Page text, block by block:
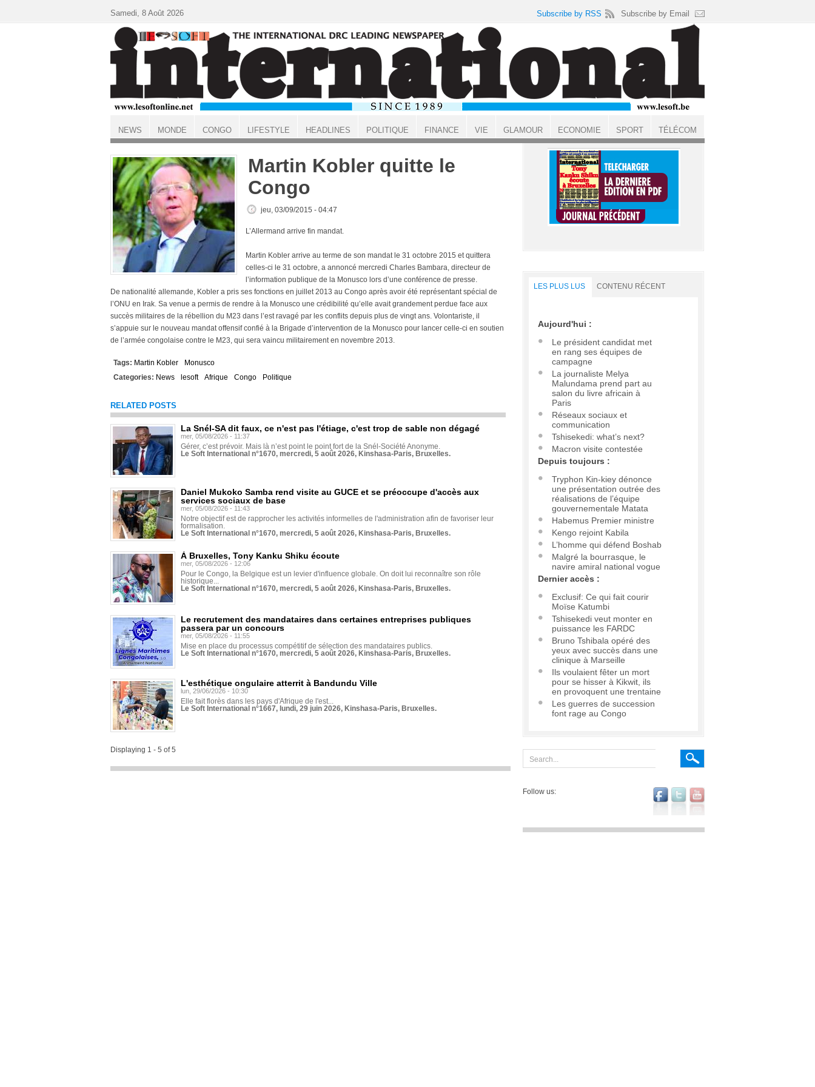
ACCUEIL
Martin Kobler quitte le
Congo
jeu, 03/09/2015 - 04:47
L’Allermand arrive fin mandat.
Martin Kobler arrive au terme de son mandat le 31 octobre 2015 et quittera
celles-ci le 31 octobre, a annoncé mercredi Charles Bambara, directeur de
l’information publique de la Monusco lors d’une conférence de presse.
De nationalité allemande, Kobler a pris ses fonctions en juillet 2013 au Congo après avoir été représentant spécial de
l’ONU en Irak. Sa venue a permis de rendre à la Monusco une crédibilité qu’elle avait grandement perdue face aux
succès militaires de la rébellion du M23 dans l’est ravagé par les conflits depuis plus de vingt ans. Volontariste, il
s’appuie sur le nouveau mandat offensif confié à la Brigade d’intervention de la Monusco pour lancer celle-ci en soutien
de l’armée congolaise contre le M23, qui sera vaincu militairement en novembre 2013.
Tags: Martin Kobler
Monusco
Categories: News lesoft Afrique Congo Politique
RELATED POSTS
La Snél-SA dit faux, ce n'est pas l'étiage, c'est trop de sable non dégagé
mer, 05/08/2026 - 11:37
Gérer, c’est prévoir. Mais là n’est point le point fort de la Snél-Société Anonyme.
Le Soft International n°1670, mercredi, 5 août 2026, Kinshasa-Paris, Bruxelles.
Daniel Mukoko Samba rend visite au GUCE et se préoccupe d'accès aux
services sociaux de base
mer, 05/08/2026 - 11:43
Notre objectif est de rapprocher les activités informelles de l'administration afin de favoriser leur
formalisation.
Le Soft International n°1670, mercredi, 5 août 2026, Kinshasa-Paris, Bruxelles.
À Bruxelles, Tony Kanku Shiku écoute
mer, 05/08/2026 - 12:06
Pour le Congo, la Belgique est un levier d'influence globale. On doit lui reconnaître son rôle
historique...
Le Soft International n°1670, mercredi, 5 août 2026, Kinshasa-Paris, Bruxelles.
Le recrutement des mandataires dans certaines entreprises publiques
passera par un concours
mer, 05/08/2026 - 11:55
Mise en place du processus compétitif de sélection des mandataires publics.
Le Soft International n°1670, mercredi, 5 août 2026, Kinshasa-Paris, Bruxelles.
L'esthétique ongulaire atterrit à Bandundu Ville
lun, 29/06/2026 - 10:30
Elle fait florès dans les pays d'Afrique de l'est...
Le Soft International n°1667, lundi, 29 juin 2026, Kinshasa-Paris, Bruxelles.
Displaying 1 - 5 of 5
LES PLUS LUS CONTENU RÉCENT
Aujourd'hui :
Le président candidat met
en rang ses équipes de
campagne
La journaliste Melya
Malundama prend part au
salon du livre africain à
Paris
Réseaux sociaux et
communication
Tshisekedi: what’s next?
Macron visite contestée
Depuis toujours :
Tryphon Kin-kiey dénonce
une présentation outrée des
réalisations de l’équipe
gouvernementale Matata
Habemus Premier ministre
Kengo rejoint Kabila
L’homme qui défend Boshab
Malgré la bourrasque, le
navire amiral national vogue
Dernier accès :
Exclusif: Ce qui fait courir
Moïse Katumbi
Tshisekedi veut monter en
puissance les FARDC
Bruno Tshibala opéré des
yeux avec succès dans une
clinique à Marseille
Ils voulaient fêter un mort
pour se hisser à Kikwit, ils
en provoquent une trentaine
Les guerres de succession
font rage au Congo
Follow us:
Samedi, 8 Août 2026 Subscribe by RSS Subscribe by Email
NEWS MONDE CONGO LIFESTYLE HEADLINES POLITIQUE FINANCE VIE GLAMOUR ECONOMIE SPORT TÉLÉCOM